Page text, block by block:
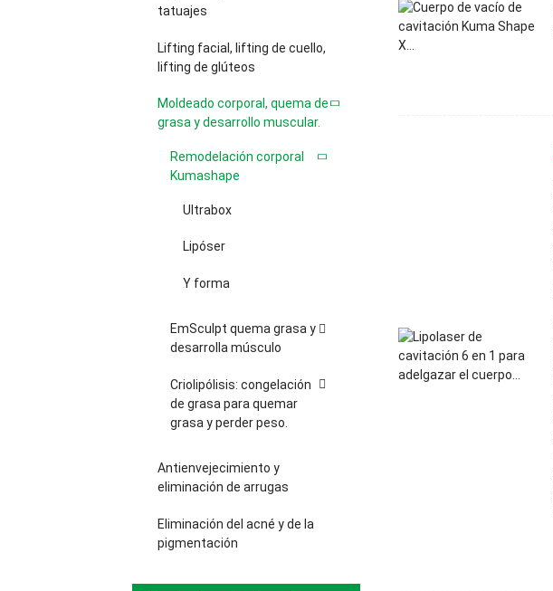
tatuajes
Lifting facial, lifting de cuello,
lifting de glúteos
Moldeado corporal, quema de
grasa y desarrollo muscular.
Remodelación corporal
Kumashape
Ultrabox
Lipóser
Y forma
EmSculpt quema grasa y
desarrolla músculo
Criolipólisis: congelación
de grasa para quemar
grasa y perder peso.
Antienvejecimiento y
eliminación de arrugas
Eliminación del acné y de la
pigmentación